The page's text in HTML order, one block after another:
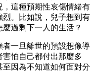
這種預期性哀傷情緒有
。比如說，兒子想到有
過剩下一人的生活？
一旦離世的預設想像導
怕自己都付出那麼多
因為不知道如何面對分